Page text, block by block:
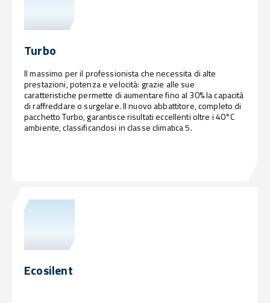
Turbo
Il massimo per il professionista che necessita di alte
prestazioni, potenza e velocità: grazie alle sue
caratteristiche permette di aumentare fino al 30% la capacità
di raffreddare o surgelare. Il nuovo abbattitore, completo di
pacchetto Turbo, garantisce risultati eccellenti oltre i 40°C
ambiente, classificandosi in classe climatica 5.
Ecosilent